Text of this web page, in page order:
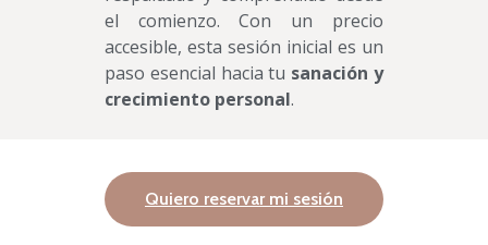
el comienzo. Con un precio
accesible, esta sesión inicial es un
paso esencial hacia tu sanación y
crecimiento personal.
Quiero reservar mi sesión